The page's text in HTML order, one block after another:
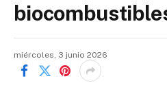
miércoles, 3 junio 2026